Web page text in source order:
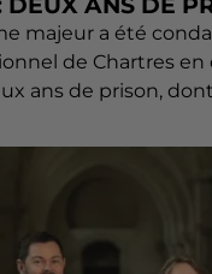
majeur a été
de Chartres
ans de prison,